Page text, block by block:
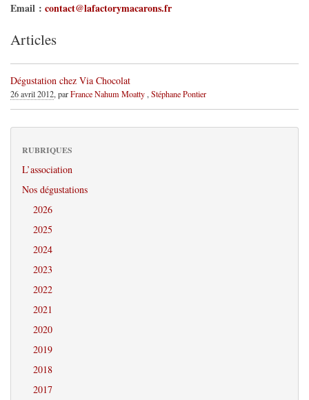
Email : contact@lafactorymacarons.fr
Articles
Dégustation chez Via Chocolat
26 avril 2012, parFrance Nahum Moatty , Stéphane Pontier
RUBRIQUES
L’association
Nos dégustations
2026
2025
2024
2023
2022
2021
2020
2019
2018
2017